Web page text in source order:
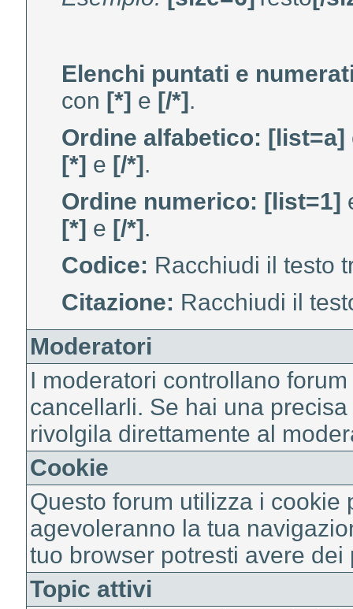
Elenchi puntati e
con [*] e [/*].
Ordine alfabetico: [list=a]
[*] e [/*].
Ordine numerico: [list=1]
[*] e [/*].
Codice: Racchiudi il testo
Citazione: Racchiudi il
Moderatori
I moderatori controllano
cancellarli. Se hai una
rivolgila direttamente al
Cookie
Questo forum utilizza i
agevoleranno la tua
tuo browser potresti avere dei
Topic attivi